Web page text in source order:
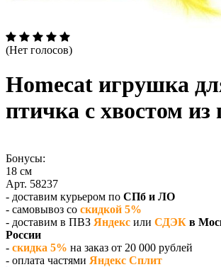
(Нет голосов)
Homecat игрушка
птичка с хвостом из
Бонусы:
18 см
Арт. 58237
- доставим курьером по СПб и ЛО
- самовывоз со скидкой 5%
- доставим в ПВЗ Яндекс или СДЭК в
России
- скидка 5% на заказ от 20 000 рублей
- оплата частями Яндекс Сплит